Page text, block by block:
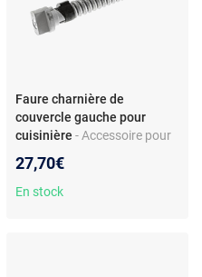
Faure charnière de
couvercle gauche pour
cuisinière - Accessoire pour
couvercle gauche -
compatible modèle Faure
27,70€
En stock